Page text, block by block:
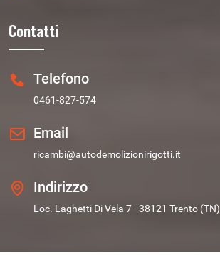
Contatti
Telefono
0461-827-574
Email
ricambi@autodemolizionirigotti.it
Indirizzo
Loc. Laghetti Di Vela 7 - 38121 Trento (TN)